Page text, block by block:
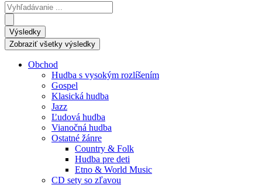
Search
...
Výsledky
Zobraziť všetky výsledky
Obchod
Hudba s vysokým rozlíšením
Gospel
Klasická hudba
Jazz
Ľudová hudba
Vianočná hudba
Ostatné žánre
Country & Folk
Hudba pre deti
Etno & World Music
CD sety so zľavou